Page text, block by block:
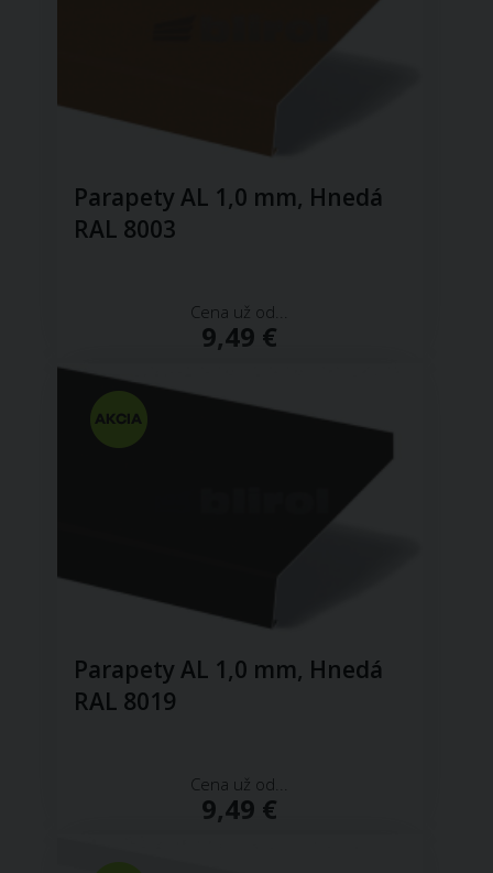
Parapety AL 1,0 mm, Hnedá
RAL 8003
Cena už od...
9,49 €
Parapety AL 1,0 mm, Hnedá
RAL 8019
Cena už od...
9,49 €